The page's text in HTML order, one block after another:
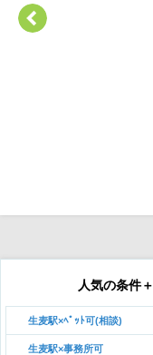
人気の条件＋
生麦駅×ﾍﾟｯﾄ可(相談)
生麦駅×事務所可